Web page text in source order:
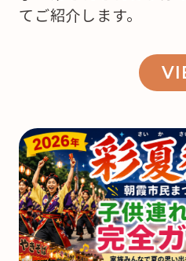
てご紹介します。